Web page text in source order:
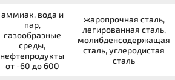
аммиак, вода и
пар,
газообразные
среды,
нефтепродукты
от -60 до 600
жаропрочная сталь,
легированная сталь,
молибденсодержащая
сталь, углеродистая
сталь